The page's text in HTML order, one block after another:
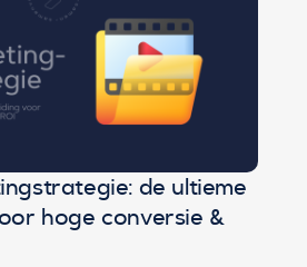
de ultieme
hoge conversie &